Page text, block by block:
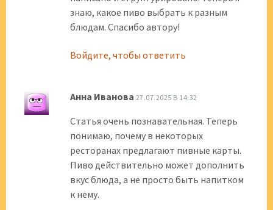
знаю, какое пиво выбрать к разным
блюдам. Спасибо автору!
Войдите, чтобы ответить
Анна Иванова 27.07.2025 В 14:32
Статья очень познавательная. Теперь
понимаю, почему в некоторых
ресторанах предлагают пивные карты.
Пиво действительно может дополнить
вкус блюда, а не просто быть напитком
к нему.